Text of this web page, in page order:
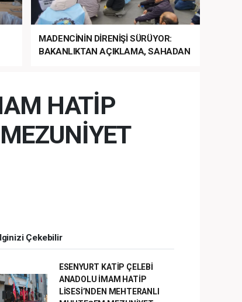
MADENCİNİN DİRENİŞİ SÜRÜYOR:
BAKANLIKTAN AÇIKLAMA, SAHADAN
HATİP
Çekebilir
ESENYURT KATİP ÇELEBİ
ANADOLU İMAM HATİP
LİSESİ’NDEN MEHTERANLI